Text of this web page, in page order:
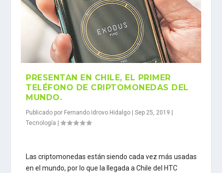
PRESENTAN EN CHILE, EL PRIMER
TELÉFONO DE CRIPTOMONEDAS DEL
MUNDO.
Publicado por Fernando Idrovo Hidalgo |Sep 25, 2019 |
Tecnología |
Las criptomonedas están siendo cada vez más usadas
en el mundo, por lo que la llegada a Chile del HTC